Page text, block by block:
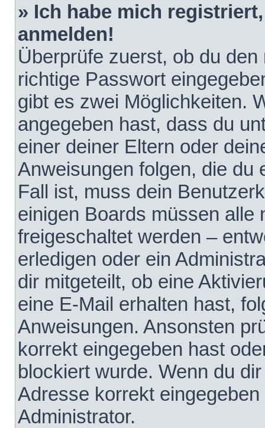
» Ich habe mich
anmelden!
Überprüfe zuerst, ob du
richtige Passwort
gibt es zwei Möglichkeiten.
angegeben hast, dass du
einer deiner Eltern oder
Anweisungen folgen, die du
Fall ist, muss dein
einigen Boards müssen alle
freigeschaltet werden –
erledigen oder ein
dir mitgeteilt, ob eine
eine E-Mail erhalten hast,
Anweisungen. Ansonsten
korrekt eingegeben hast
blockiert wurde. Wenn du
Adresse korrekt
Administrator.